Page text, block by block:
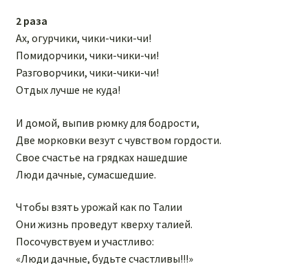
2 раза
Ах, огурчики, чики-чики-чи!
Помидорчики, чики-чики-чи!
Разговорчики, чики-чики-чи!
Отдых лучше не куда!
И домой, выпив рюмку для бодрости,
Две морковки везут с чувством гордости.
Свое счастье на грядках нашедшие
Люди дачные, сумасшедшие.
Чтобы взять урожай как по Талии
Они жизнь проведут кверху талией.
Посочувствуем и участливо:
«Люди дачные, будьте счастливы!!!»